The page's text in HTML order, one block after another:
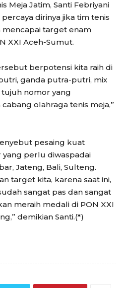
Meja Jatim, Santi Febriyani
dirinya jika tim tenis
mencapai target enam
XXI Aceh-Sumut.
berpotensi kita raih di
ganda putra-putri, mix
nomor yang
olahraga tenis meja,”
pesaing kuat
yang perlu diwaspadai
Jateng, Bali, Sulteng.
target kita, karena saat ini,
sangat pas dan sangat
meraih medali di PON XXI
demikian Santi.(*)